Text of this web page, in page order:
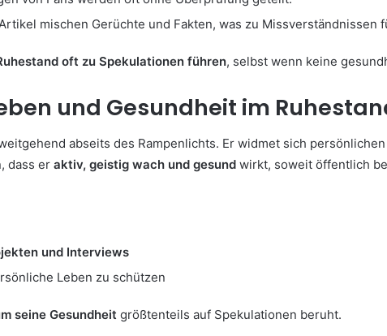
mischen Gerüchte und Fakten, was zu Missverständnissen
oft zu Spekulationen führen, selbst wenn keine
und Gesundheit im
abseits des Rampenlichts. Er widmet sich
dass er aktiv, geistig wach und gesund wirkt, soweit öffentlich
und Interviews
Leben zu schützen
seine Gesundheit größtenteils auf Spekulationen beruht.